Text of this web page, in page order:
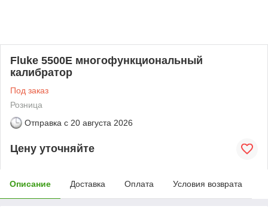
Fluke 5500E многофункциональный
калибратор
Под заказ
Розница
Отправка с 20 августа 2026
Цену уточняйте
Описание Доставка Оплата Условия возврата